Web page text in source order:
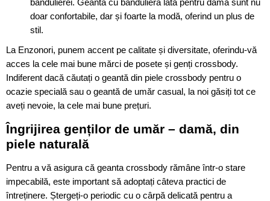
bandulierei. Geanta cu banduliera lată pentru damă sunt nu
doar confortabile, dar și foarte la modă, oferind un plus de
stil.
La Enzonori, punem accent pe calitate și diversitate, oferindu-vă
acces la cele mai bune mărci de posete și genți crossbody.
Indiferent dacă căutați o geantă din piele crossbody pentru o
ocazie specială sau o geantă de umăr casual, la noi găsiți tot ce
aveți nevoie, la cele mai bune prețuri.
Îngrijirea genților de umăr – damă, din
piele naturală
Pentru a vă asigura că geanta crossbody rămâne într-o stare
impecabilă, este important să adoptați câteva practici de
întreținere. Ștergeți-o periodic cu o cârpă delicată pentru a